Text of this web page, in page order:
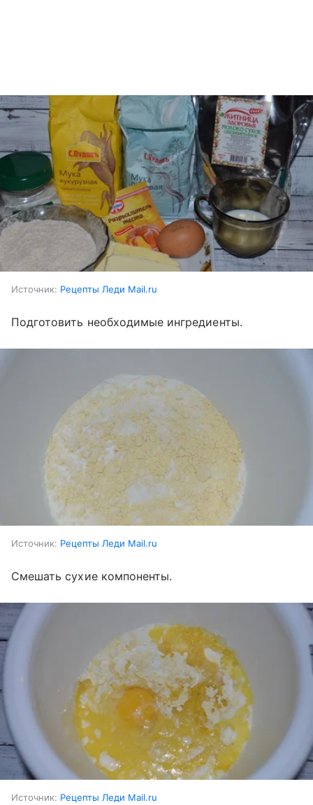
Источник: Рецепты Леди Mail.ru
Подготовить необходимые ингредиенты.
Источник: Рецепты Леди Mail.ru
Смешать сухие компоненты.
Источник: Рецепты Леди Mail.ru